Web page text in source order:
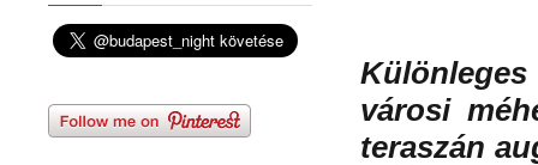
városi
teraszán